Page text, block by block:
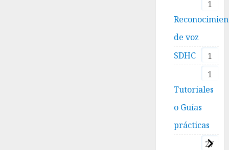
1
de voz
1
SDHC
1
Tutoriales
o Guías
prácticas
27